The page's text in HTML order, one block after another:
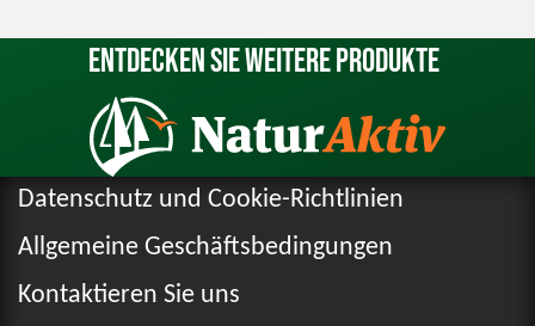
Entdecken Sie weitere Produkte
Datenschutz und Cookie-Richtlinien
Allgemeine Geschäftsbedingungen
Kontaktieren Sie uns